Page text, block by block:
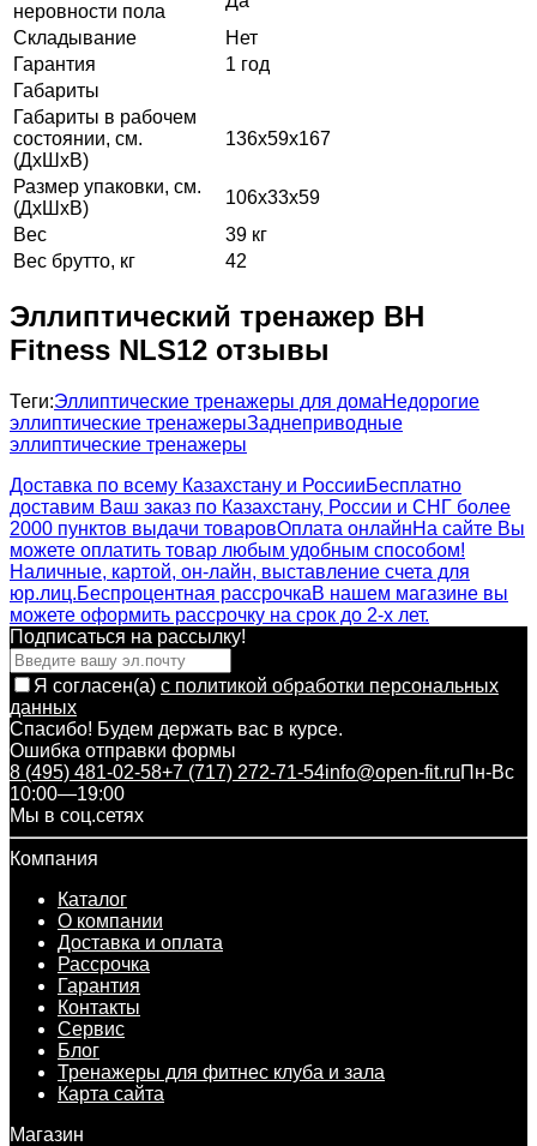
неровности пола
Складывание
Нет
Гарантия
1 год
Габариты
Габариты в рабочем
состоянии, см.
(ДхШхВ)
136х59х167
Размер упаковки, см.
(ДхШхВ)
106х33х59
Вес
39 кг
Вес брутто, кг
42
Эллиптический тренажер BH
Fitness NLS12 отзывы
Теги:Эллиптические тренажеры для домаНедорогие
эллиптические тренажерыЗаднеприводные
эллиптические тренажеры
Доставка по всему Казахстану и РоссииБесплатно
доставим Ваш заказ по Казахстану, России и СНГ более
2000 пунктов выдачи товаровОплата онлайнНа сайте Вы
можете оплатить товар любым удобным способом!
Наличные, картой, он-лайн, выставление счета для
юр.лиц.Беспроцентная рассрочкаВ нашем магазине вы
можете оформить рассрочку на срок до 2-х лет.
Подписаться на рассылкy!
Я согласен(a) с политикой обработки персональных
данных
Спасибо! Будем держать вас в курсе.
Ошибка отправки формы
8 (495) 481-02-58+7 (717) 272-71-54info@open-fit.ruПн-Вс
10:00—19:00
Мы в соц.сетях
Компания
Каталог
О компании
Доставка и оплата
Рассрочка
Гарантия
Контакты
Сервис
Блог
Тренажеры для фитнес клуба и зала
Карта сайта
Магазин